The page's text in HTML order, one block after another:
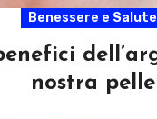
Benessere e Salute
nostra pelle